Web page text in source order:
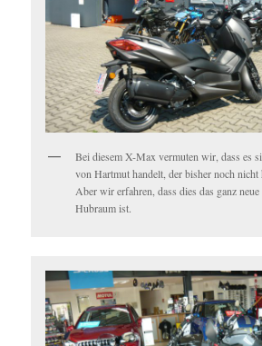
Bei diesem X-Max vermuten wir, dass es
von Hartmut handelt, der bisher noch nicht
Aber wir erfahren, dass dies das ganz
Hubraum ist.